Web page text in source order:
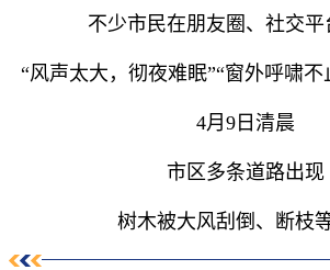
不少市民在朋友圈、社交平
“风声太大，彻夜难眠”“窗外呼啸
4月9日清晨
市区多条道路出现
树木被大风刮倒、断枝